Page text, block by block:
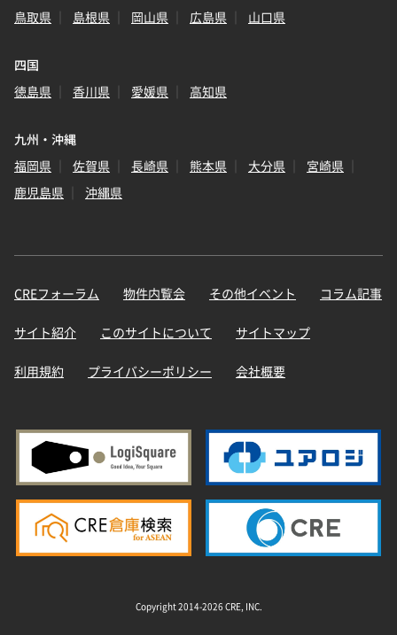
鳥取県
島根県 岡山県 広島県 山口県
四国
徳島県
香川県 愛媛県 高知県
九州・沖縄
福岡県
佐賀県 長崎県 熊本県 大分県
宮崎県
鹿児島県
沖縄県
CREフォーラム 物件内覧会 その他イベント コラム記事
サイト紹介 このサイトについて サイトマップ
利用規約 プライバシーポリシー 会社概要
Copyright 2014-2026 CRE, INC.